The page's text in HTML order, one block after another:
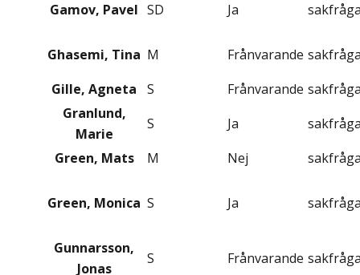
Gamov, Pavel SD Ja
Ghasemi, Tina M Frånvarande
Gille, Agneta
S Frånvarande
Granlund,
Marie
S Ja
Green, Mats
M Nej
Green, Monica S Ja
Gunnarsson,
Jonas
S Frånvarande